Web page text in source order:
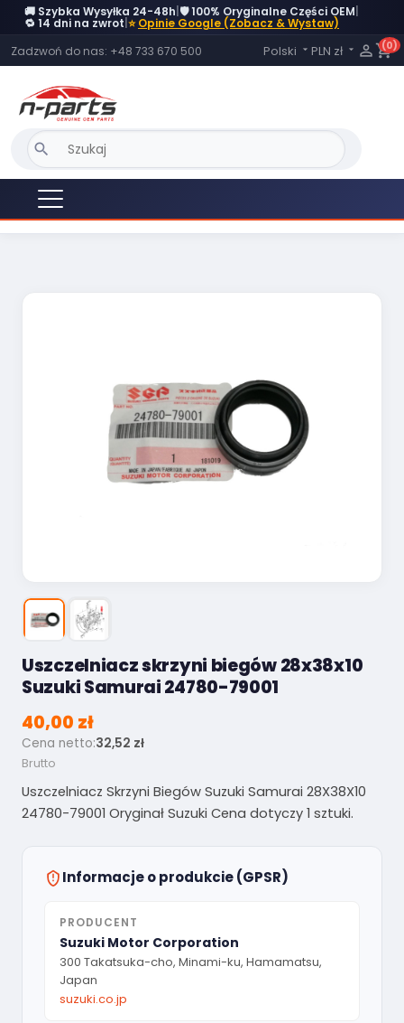
🚚 Szybka Wysyłka 24-48h 🛡️ 100% Oryginalne Części OEM
🔁 14 dni na zwrot ⭐Opinie Google (Zobacz & Wystaw)
Zadzwoń do nas: +48 733 670 500 Język:
Polski  PLN zł   shopping_cart
(0)
search
OBECNIE BRAK NA STANIE
Uszczelniacz skrzyni biegów 28x38x10
Suzuki Samurai 24780-79001
40,00 zł
Cena netto:32,52 zł
Brutto
Uszczelniacz Skrzyni Biegów Suzuki Samurai 28X38X10
24780-79001 Oryginał Suzuki Cena dotyczy 1 sztuki.
Informacje o produkcie (GPSR)
PRODUCENT
Suzuki Motor Corporation
300 Takatsuka-cho, Minami-ku, Hamamatsu,
Japan
suzuki.co.jp